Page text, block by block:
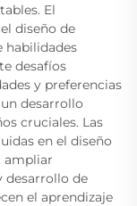
El
diseño de
habilidades
desafíos
y preferencias
desarrollo
cruciales. Las
en el diseño
ampliar
desarrollo de
el aprendizaje